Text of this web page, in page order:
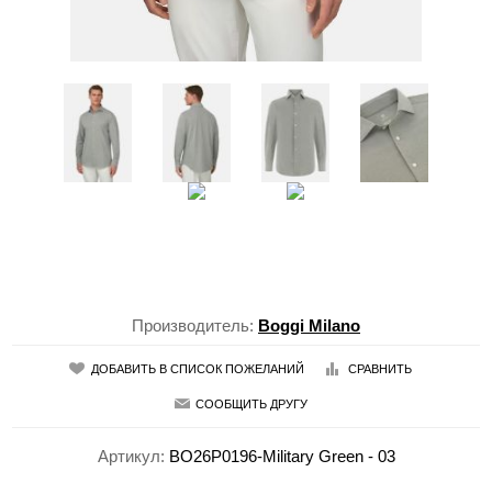
Производитель: Boggi Milano
ДОБАВИТЬ В СПИСОК ПОЖЕЛАНИЙ СРАВНИТЬ
СООБЩИТЬ ДРУГУ
Артикул: BO26P0196-Military Green - 03